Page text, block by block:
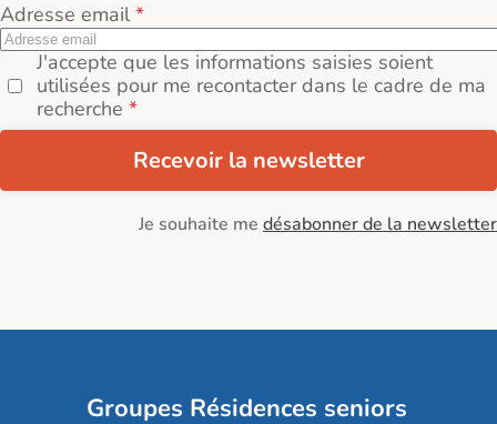
Adresse email
J'accepte que les informations saisies soient
utilisées pour me recontacter dans le cadre de ma
recherche
Recevoir la newsletter
Je souhaite me désabonner de la newsletter
Groupes Résidences seniors